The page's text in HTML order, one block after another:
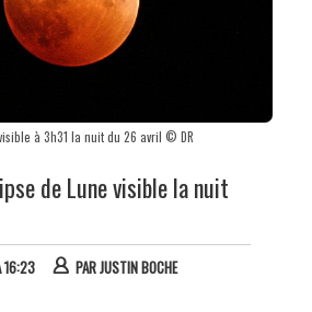
à 3h31 la nuit du 26 avril © DR
de Lune visible la nuit
16:23 PARJUSTIN BOCHE